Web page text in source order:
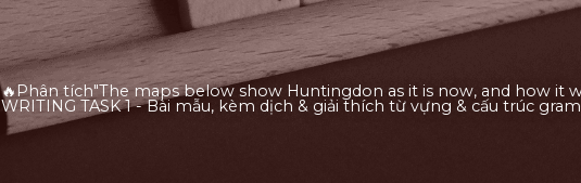
🔥Phân tích"The maps below show Huntingdon as it is now, and how it
WRITING TASK 1 - Bài mẫu, kèm dịch & giải thích từ vựng & cấu trúc